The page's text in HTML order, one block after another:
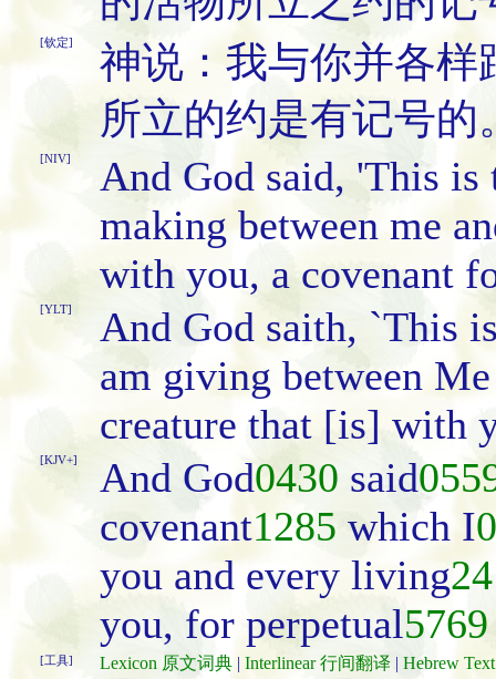
[钦定]
神说：我与你并各样
所立的约是有记号的
[NIV]
And God said, 'This is
making between me
with you, a covenant
[YLT]
And God saith, `This
am giving between
creature that [is] with
[KJV+] And God0430 said
covenant1285 which I
you and every living
you, for perpetual5769
[工具] Lexicon 原文词典 | Interlinear 行间翻译 | Hebrew